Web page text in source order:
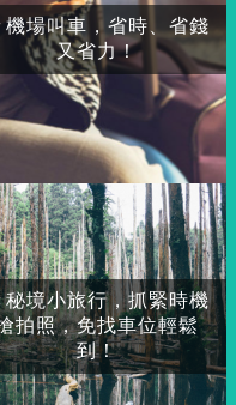
秘境小旅行，抓緊時機
拍照，免找車位輕鬆
到！
機場叫車，省時、省錢
又省力！